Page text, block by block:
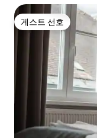
게스트 선호
게스트 선호